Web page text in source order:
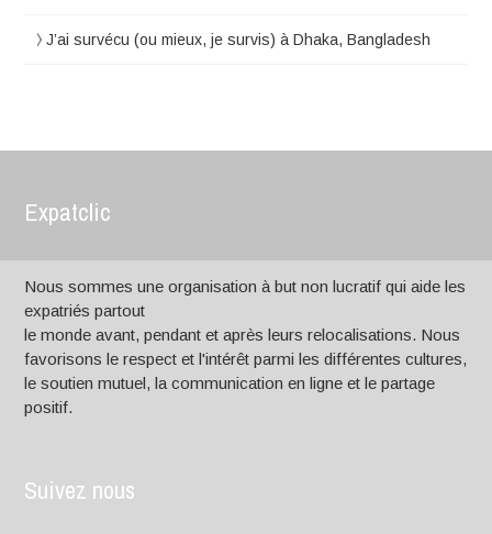
J’ai survécu (ou mieux, je survis) à Dhaka, Bangladesh
Expatclic
Nous sommes une organisation à but non lucratif qui aide les
expatriés partout
le monde avant, pendant et après leurs relocalisations. Nous
favorisons le respect et l'intérêt parmi les différentes cultures,
le soutien mutuel, la communication en ligne et le partage
positif.
Suivez nous